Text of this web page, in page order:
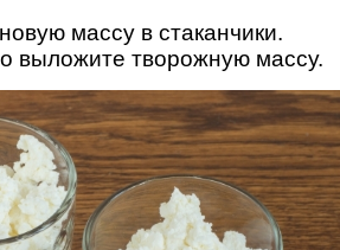
массу в стаканчики.
выложите творожную массу.